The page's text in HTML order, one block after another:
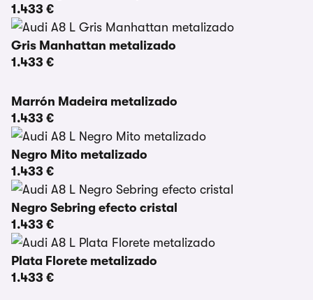
1.433 €
Gris Manhattan metalizado
1.433 €
Marrón Madeira metalizado
1.433 €
Negro Mito metalizado
1.433 €
Negro Sebring efecto cristal
1.433 €
Plata Florete metalizado
1.433 €